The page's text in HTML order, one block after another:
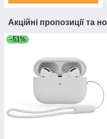
Акційні пропозиції та
–51%